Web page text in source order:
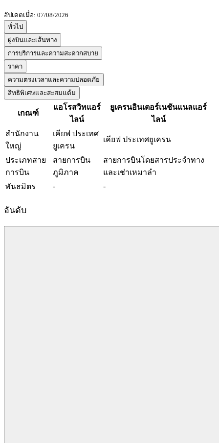
อัปเดตเมื่อ: 07/08/2026
ทั่วไป
ฝูงบินและเส้นทาง
การบริการและความสะดวกสบาย
ราคา
ความตรงเวลาและความปลอดภัย
สิทธิพิเศษและสะสมแต้ม
เกณฑ์
แอโรสวิทแอร์
ไลน์
ยูเครนอินเตอร์เนชันแนลแอร์
ไลน์
สำนักงาน
ใหญ่
เคียฟ ประเทศ
ยูเครน
เคียฟ ประเทศยูเครน
ประเภทสาย
การบิน
สายการบิน
ภูมิภาค
สายการบินโดยสารประจำทาง
และเช่าเหมาลำ
พันธมิตร
- -
อันดับ